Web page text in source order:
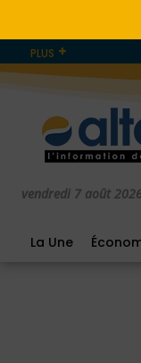
PLUS
vendredi 7 août
La Une